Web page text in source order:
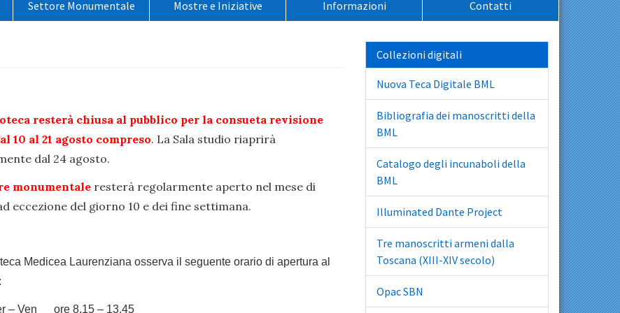
Settore Monumentale Mostre e Iniziative Informazioni Contatti
resterà chiusa al pubblico per la consueta revisione
10 al 21 agosto compreso. La Sala studio riaprirà
dal 24 agosto.
monumentaleresterà regolarmente aperto nel mese di
eccezione del giorno 10 e dei fine settimana.
Medicea Laurenziana osserva il seguente orario di apertura al
– Ven ore 8.15 – 13.45
Collezioni digitali
Nuova Teca Digitale BML
Bibliografia dei manoscritti della
BML
Catalogo degli incunaboli della
BML
Illuminated Dante Project
Tre manoscritti armeni dalla
Toscana (XIII-XIV secolo)
Opac SBN